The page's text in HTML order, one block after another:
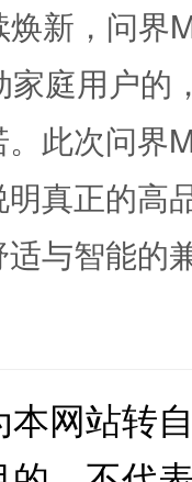
新，问界
庭用户的
此次问界
真正的高
与智能的
网站转